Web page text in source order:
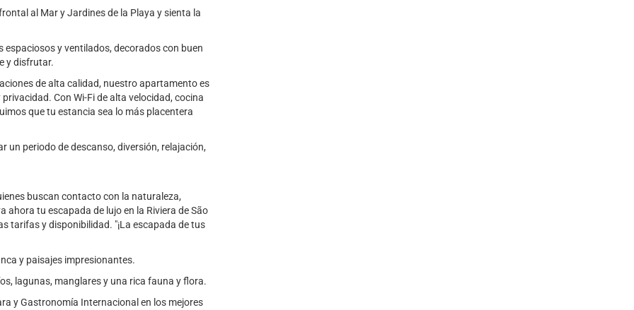
al Mar y Jardines de la Playa y sienta la
espaciosos y ventilados, decorados con buen
y disfrutar.
de alta calidad, nuestro apartamento es
Con Wi-Fi de alta velocidad, cocina
que tu estancia sea lo más placentera
periodo de descanso, diversión, relajación,
buscan contacto con la naturaleza,
ahora tu escapada de lujo en la Riviera de São
tarifas y disponibilidad. "¡La escapada de tus
y paisajes impresionantes.
lagunas, manglares y una rica fauna y flora.
y Gastronomía Internacional en los mejores